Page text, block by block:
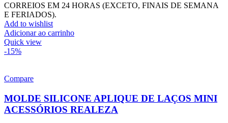
CORREIOS EM 24 HORAS (EXCETO, FINAIS DE SEMANA
E FERIADOS).
Add to wishlist
Adicionar ao carrinho
Quick view
-15%
Compare
MOLDE SILICONE APLIQUE DE LAÇOS MINI
ACESSÓRIOS REALEZA